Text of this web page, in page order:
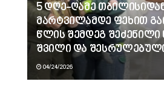
5 დღე-ღამე
მარტვილამდე ფეხით
წლის შემდეგ შეძენილი
შვილი და
04/24/2026